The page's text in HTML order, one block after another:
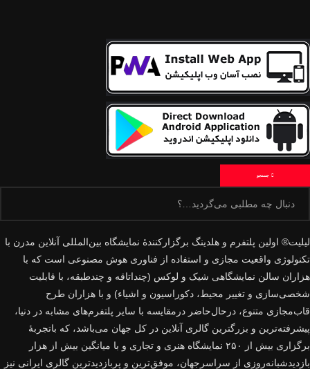
جستجو
لیلیت® اولین پلتفرم و هلدینگ برگزارکنندهٔ نمایشگاه بین‌المللی آنلاین مدرن با
تکنولوژی واقعیت مجازی و استفاده از فناوری هوش مصنوعی است که با
هزاران سالن نمایشگاهی شیک و لوکس (چنداتاقه و چندطبقه، با قابلیت
شخصی‌سازی و تغییر محیط، دکوراسیون و اشیاء) و با هزاران طرح
قاب‌مجازی متنوع، درحال‌حاضر درمقایسه با سایر پلتفرم‌های مشابه در دنیا،
پیشرفته‌ترین و بزرگترین گالری آنلاین در کل جهان می‌باشد، که باتجربهٔ
برگزاری بیش از ۲۵۰ نمایشگاه هنری و تجاری و با میانگین بیش از هزار
بازدیدشبانه‌روزی از سراسرجهان، موفق‌ترین و پربازدیدترین گالری ایرانی نیز